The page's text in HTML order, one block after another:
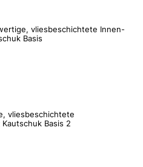
vliesbeschichtete Innen-
Basis
vliesbeschichtete
Basis 2